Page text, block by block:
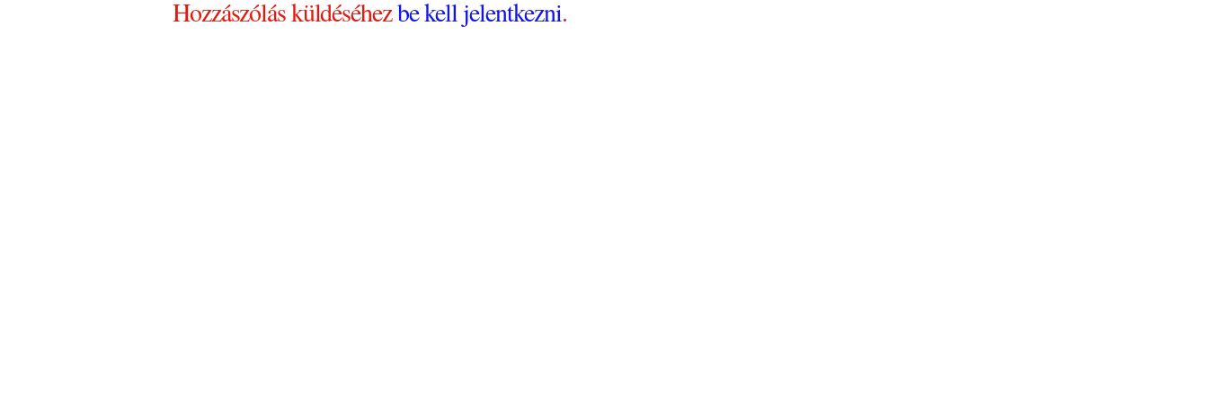
Hozzászólás küldéséhezbe kell jelentkezni.